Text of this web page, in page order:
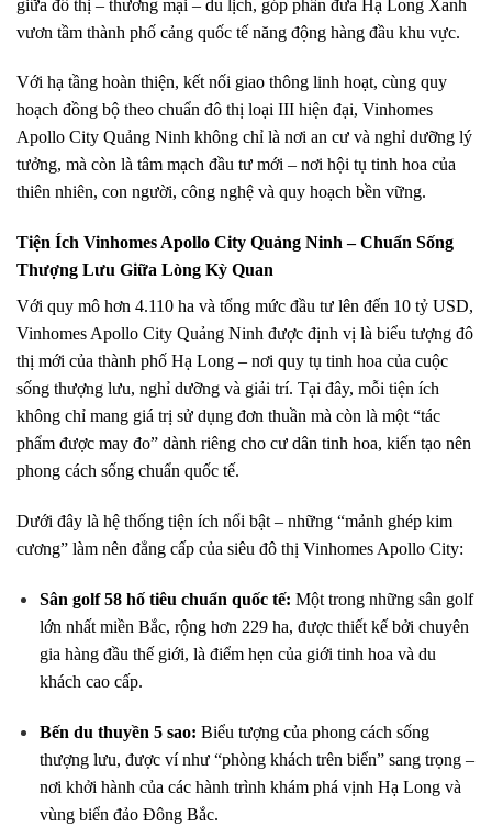
giữa đô thị – thương mại – du lịch, góp phần đưa Hạ Long Xanh
vươn tầm thành phố cảng quốc tế năng động hàng đầu khu vực.
Với hạ tầng hoàn thiện, kết nối giao thông linh hoạt, cùng quy
hoạch đồng bộ theo chuẩn đô thị loại III hiện đại, Vinhomes
Apollo City Quảng Ninh không chỉ là nơi an cư và nghỉ dưỡng lý
tưởng, mà còn là tâm mạch đầu tư mới – nơi hội tụ tinh hoa của
thiên nhiên, con người, công nghệ và quy hoạch bền vững.
Tiện Ích Vinhomes Apollo City Quảng Ninh – Chuẩn Sống
Thượng Lưu Giữa Lòng Kỳ Quan
Với quy mô hơn 4.110 ha và tổng mức đầu tư lên đến 10 tỷ USD,
Vinhomes Apollo City Quảng Ninh được định vị là biểu tượng đô
thị mới của thành phố Hạ Long – nơi quy tụ tinh hoa của cuộc
sống thượng lưu, nghỉ dưỡng và giải trí. Tại đây, mỗi tiện ích
không chỉ mang giá trị sử dụng đơn thuần mà còn là một “tác
phẩm được may đo” dành riêng cho cư dân tinh hoa, kiến tạo nên
phong cách sống chuẩn quốc tế.
Dưới đây là hệ thống tiện ích nổi bật – những “mảnh ghép kim
cương” làm nên đẳng cấp của siêu đô thị Vinhomes Apollo City:
Sân golf 58 hố tiêu chuẩn quốc tế: Một trong những sân golf
lớn nhất miền Bắc, rộng hơn 229 ha, được thiết kế bởi chuyên
gia hàng đầu thế giới, là điểm hẹn của giới tinh hoa và du
khách cao cấp.
Bến du thuyền 5 sao: Biểu tượng của phong cách sống
thượng lưu, được ví như “phòng khách trên biển” sang trọng –
nơi khởi hành của các hành trình khám phá vịnh Hạ Long và
vùng biển đảo Đông Bắc.